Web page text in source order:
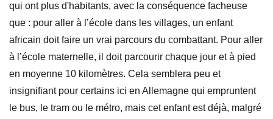
qui ont plus d'habitants, avec la conséquence facheuse
que : pour aller à l’école dans les villages, un enfant
africain doit faire un vrai parcours du combattant. Pour aller
à l’école maternelle, il doit parcourir chaque jour et à pied
en moyenne 10 kilomètres. Cela semblera peu et
insignifiant pour certains ici en Allemagne qui empruntent
le bus, le tram ou le métro, mais cet enfant est déjà, malgré